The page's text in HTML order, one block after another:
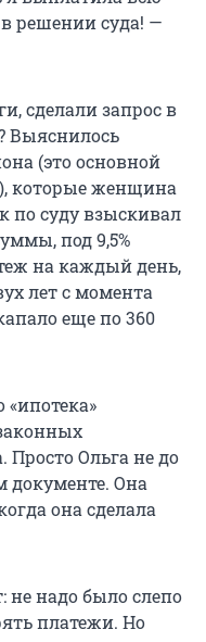
решении суда! —
сделали запрос в
Выяснилось
(это основной
которые женщина
по суду взыскивал
под 9,5%
на каждый день,
лет с момента
еще по 360
Ольга не до
документе. Она
она сделала
надо было слепо
платежи. Но